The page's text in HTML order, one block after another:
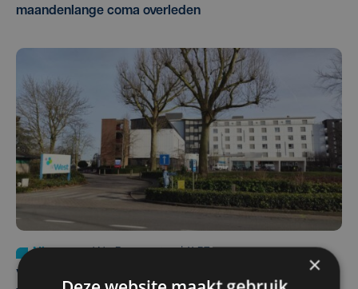
maandenlange coma overleden
Nieuws
Vier Oostendse gynaecologen versterken dienst in AZ
×